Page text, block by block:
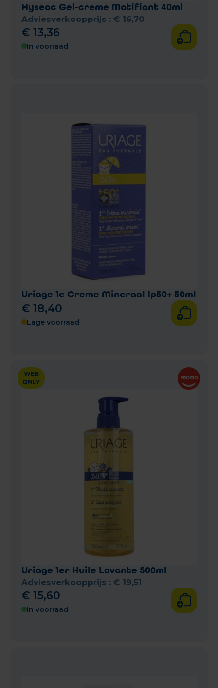
Hyseac Gel-creme Matifiant 40ml
Adviesverkoopprijs : € 16,70
€ 13,36
In voorraad
Uriage 1e Creme Mineraal Ip50+ 50ml
€ 18,40
Lage voorraad
WEB
ONLY
Uriage 1er Huile Lavante 500ml
Adviesverkoopprijs : € 19,51
€ 15,60
In voorraad